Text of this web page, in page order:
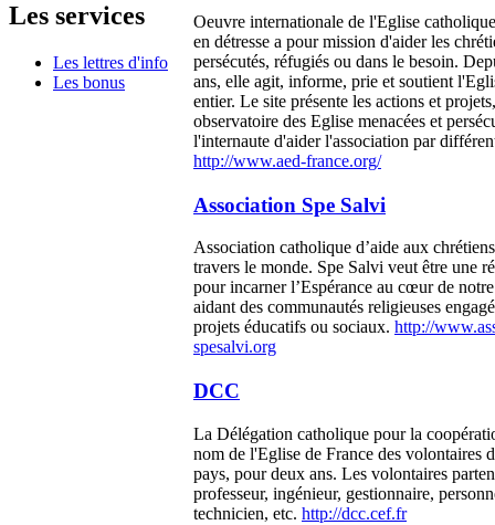
Les services
Les lettres d'info
Les bonus
Oeuvre internationale de l'Eglise
en détresse a pour mission d'aider les
persécutés, réfugiés ou dans le besoin.
ans, elle agit, informe, prie et soutient
entier. Le site présente les actions et
observatoire des Eglise menacées et
l'internaute d'aider l'association par
http://www.aed-france.org/
Association Spe Salvi
Association catholique d’aide aux
travers le monde. Spe Salvi veut être une
pour incarner l’Espérance au cœur de
aidant des communautés religieuses
projets éducatifs ou sociaux. http://
spesalvi.org
DCC
La Délégation catholique pour la
nom de l'Eglise de France des volontaires
pays, pour deux ans. Les volontaires
professeur, ingénieur, gestionnaire,
technicien, etc. http://dcc.cef.fr